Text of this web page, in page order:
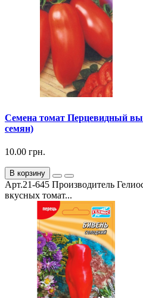
Семена томат Перцевидный
семян)
10.00 грн.
В корзину
Арт.21-645 Производитель
вкусных томат...